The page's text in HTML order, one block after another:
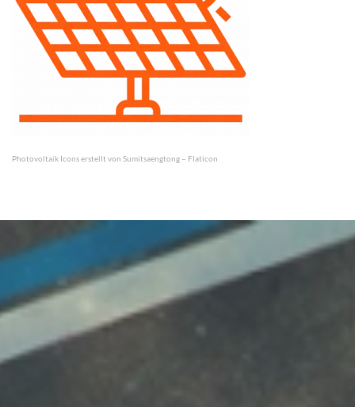
Photovoltaik Icons erstellt von Sumitsaengtong – Flaticon